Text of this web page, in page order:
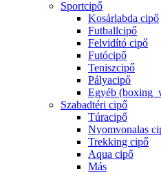
Sportcipő
Kosárlabda cipő
Futballcipő
Felvidító cipő
Futócipő
Teniszcipő
Pályacipő
Egyéb
Szabadtéri cipő
Túracipő
Nyomvonalas
Trekking cipő
Aqua cipő
Más